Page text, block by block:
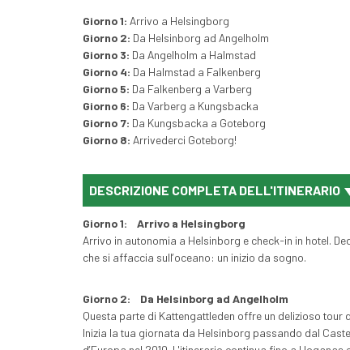
Giorno 1: Arrivo a Helsingborg
Giorno 2: Da Helsinborg ad Angelholm
Giorno 3: Da Angelholm a Halmstad
Giorno 4: Da Halmstad a Falkenberg
Giorno 5: Da Falkenberg a Varberg
Giorno 6: Da Varberg a Kungsbacka
Giorno 7: Da Kungsbacka a Goteborg
Giorno 8: Arrivederci Goteborg!
DESCRIZIONE COMPLETA DELL'ITINERARIO
Giorno 1: Arrivo a Helsingborg
Arrivo in autonomia a Helsinborg e check-in in hotel.
che si affaccia sull’oceano: un inizio da sogno.
Giorno 2: Da Helsinborg ad Angelholm
Questa parte di Kattengattleden offre un delizioso
Inizia la tua giornata da Helsinborg passando dal